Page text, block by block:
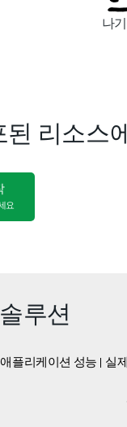
나
리소스
요
루션
애플리케이션 성능 실